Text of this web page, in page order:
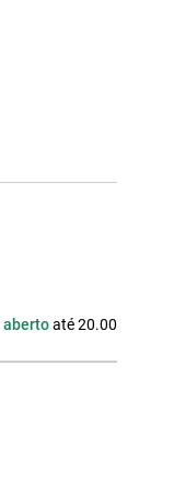
abertoaté 20.00